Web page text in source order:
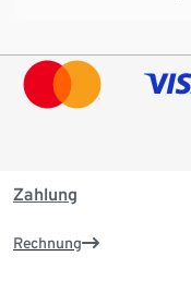
Zahlung
Rechnung